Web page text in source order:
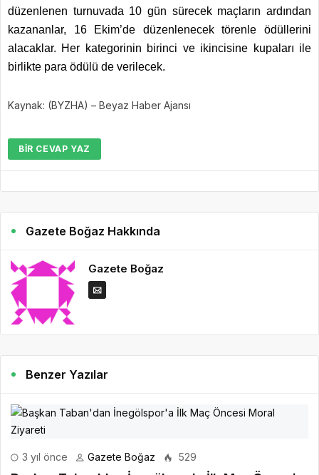
düzenlenen turnuvada 10 gün sürecek maçların ardından
kazananlar, 16 Ekim’de düzenlenecek törenle ödüllerini
alacaklar. Her kategorinin birinci ve ikincisine kupaları ile
birlikte para ödülü de verilecek.
Kaynak: (BYZHA) – Beyaz Haber Ajansı
BIR CEVAP YAZ
Gazete Boğaz Hakkında
Gazete Boğaz
Benzer Yazılar
3 yıl önce Gazete Boğaz 529